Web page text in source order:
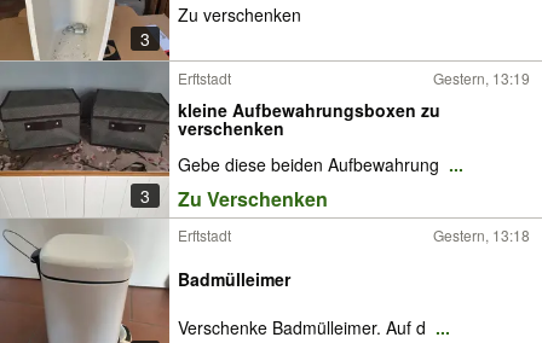
3
Zu verschenken
3
Erftstadt Gestern, 13:19
kleine Aufbewahrungsboxen zu
verschenken
Gebe diese beiden Aufbewahrung ...
Zu Verschenken
Erftstadt Gestern, 13:18
Badmülleimer
Verschenke Badmülleimer. Auf d ...